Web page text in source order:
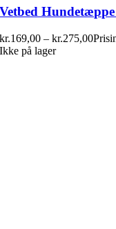
Vetbed
kr.169,00 – kr.275,00
Ikke på lager